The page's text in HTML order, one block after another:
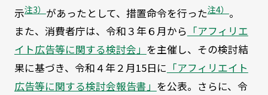
示注3） があったとして、措置命令を行った注4） 。
また、消費者庁は、令和３年６月から 「アフィリエ
イト広告等に関する検討会」 を主催し、その検討結
果に基づき、令和４年２月15日に 「アフィリエイト
広告等に関する検討会報告書」 を公表。さらに、令